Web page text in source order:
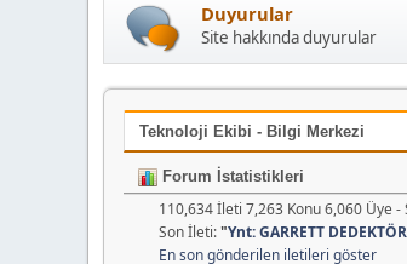
Duyurular
Site hakkında duyurular
Teknoloji Ekibi - Bilgi Merkezi
Forum İstatistikleri
110,634 İleti 7,263 Konu 6,060 Üye -
Son İleti:"Ynt: GARRETT DEDEKTÖR
En son gönderilen iletileri göster